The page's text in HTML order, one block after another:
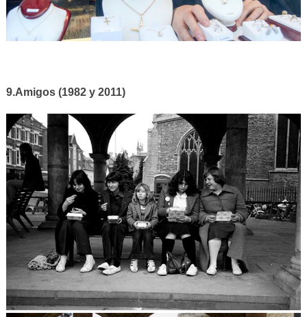
9.Amigos (1982 y 2011)